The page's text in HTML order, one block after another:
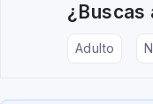
¿Buscas
Adulto